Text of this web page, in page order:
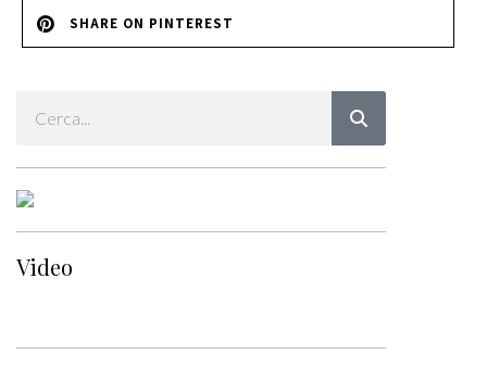
SHARE ON PINTEREST
Video